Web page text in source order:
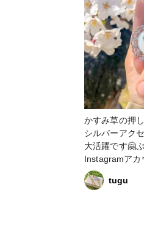
かすみ草の押
シルバーアク
大活躍です🤗
Instagramアカ
ーお願いします
tugu